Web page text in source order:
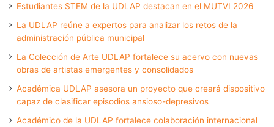
Estudiantes STEM de la UDLAP destacan en el MUTVI 2026
La UDLAP reúne a expertos para analizar los retos de la
administración pública municipal
La Colección de Arte UDLAP fortalece su acervo con nuevas
obras de artistas emergentes y consolidados
Académica UDLAP asesora un proyecto que creará dispositivo
capaz de clasificar episodios ansioso-depresivos
Académico de la UDLAP fortalece colaboración internacional